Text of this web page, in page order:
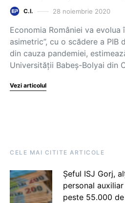
C.I. 28 noiembrie 2020
Economia României va evolua
asimetric”, cu o scădere a PIB
din cauza pandemiei,
Universității Babeș-Bolyai din
Vezi articolul
CELE MAI CITITE ARTICOLE
Șeful ISJ Gorj,
personal
peste 55.000